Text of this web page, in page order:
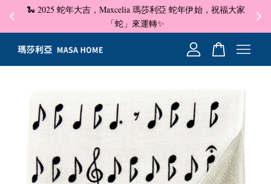
🐍 2025 蛇年大吉，Maxcelia 瑪莎利亞 蛇年伊始，祝福大家
「蛇」來運轉✨
✦
您的購物車目前還是空的。